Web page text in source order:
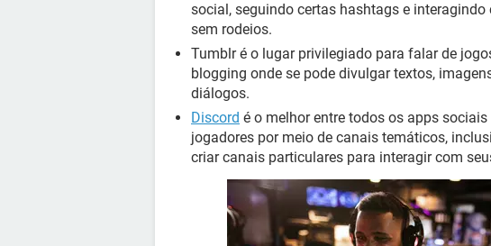
social, seguindo certas hashtags e
sem rodeios.
Tumblr é o lugar privilegiado para falar de
blogging onde se pode divulgar textos,
diálogos.
Discord é o melhor entre todos os apps
jogadores por meio de canais temáticos,
criar canais particulares para interagir com